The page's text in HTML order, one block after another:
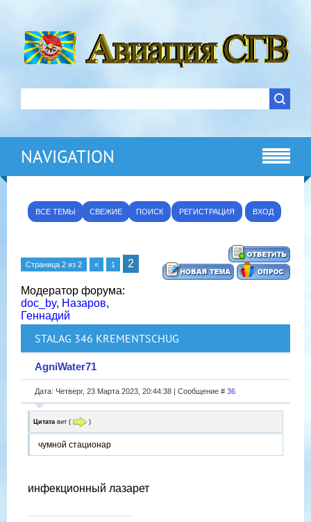
NAVIGATION
ВСЕ ТЕМЫ СВЕЖИЕ ПОИСК РЕГИСТРАЦИЯ ВХОД
Страница 2 из 2 « 1 2
Модератор форума:
doc_by, Назаров,
Геннадий
STALAG 346 KREMENTSCHUG
AgniWater71
Дата: Четверг, 23 Марта 2023, 20:44:38 | Сообщение # 36
Цитата вит ( )
чумной стационар
инфекционный лазарет